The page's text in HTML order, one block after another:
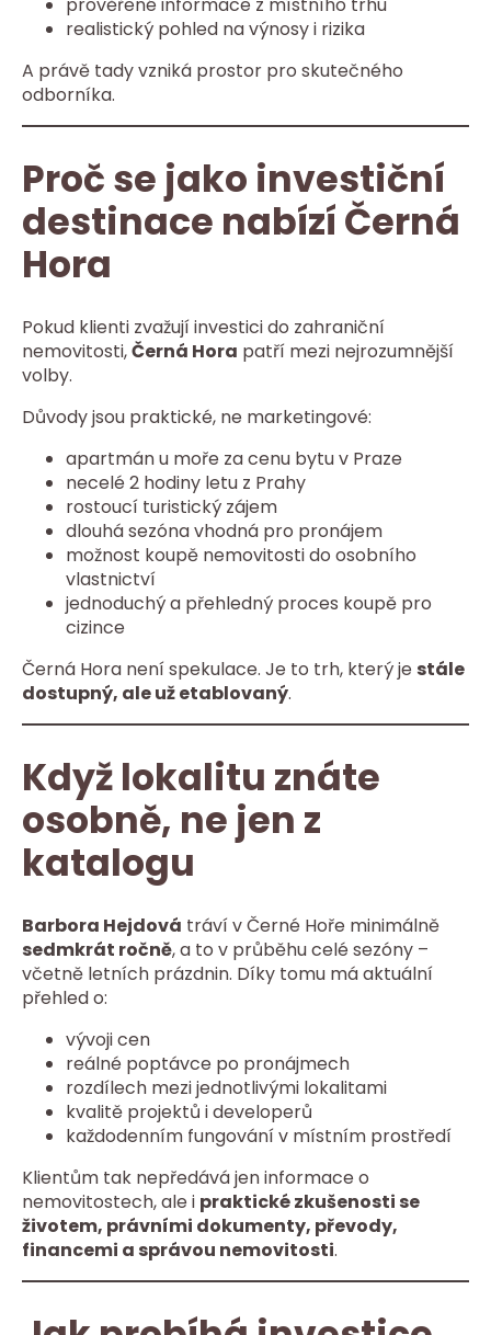
prověřené informace z místního trhu
realistický pohled na výnosy i rizika
A právě tady vzniká prostor pro skutečného
odborníka.
Proč se jako investiční
destinace nabízí Černá
Hora
Pokud klienti zvažují investici do zahraniční
nemovitosti,Černá Hora patří mezi nejrozumnější
volby.
Důvody jsou praktické, ne marketingové:
apartmán u moře za cenu bytu v Praze
necelé 2 hodiny letu z Prahy
rostoucí turistický zájem
dlouhá sezóna vhodná pro pronájem
možnost koupě nemovitosti do osobního
vlastnictví
jednoduchý a přehledný proces koupě pro
cizince
Černá Hora není spekulace. Je to trh, který je stále
dostupný, ale už etablovaný.
Když lokalitu znáte
osobně, ne jen z
katalogu
Barbora Hejdová tráví v Černé Hoře minimálně
sedmkrát ročně, a to v průběhu celé sezóny –
včetně letních prázdnin. Díky tomu má aktuální
přehled o:
vývoji cen
reálné poptávce po pronájmech
rozdílech mezi jednotlivými lokalitami
kvalitě projektů i developerů
každodenním fungování v místním prostředí
Klientům tak nepředává jen informace o
nemovitostech, ale i praktické zkušenosti se
životem, právními dokumenty, převody,
financemi a správou nemovitosti.